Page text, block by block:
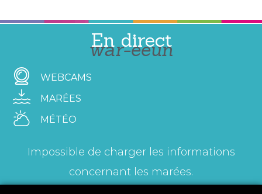
En direct
war-eeun
WEBCAMS
MARÉES
MÉTÉO
Impossible de charger les informations
concernant les marées.